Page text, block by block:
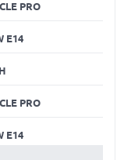
PRO
E14
PRO
E14